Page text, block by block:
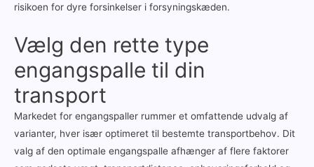
risikoen for dyre forsinkelser i forsyningskæden.
Vælg den rette type
engangspalle til din
transport
Markedet for engangspaller rummer et omfattende udvalg af
varianter, hver især optimeret til bestemte transportbehov. Dit
valg af den optimale engangspalle afhænger af flere faktorer